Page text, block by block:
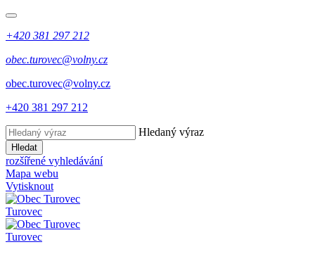
+420 381 297 212
obec.turovec@volny.cz
obec.turovec@volny.cz
+420 381 297 212
Hledaný výraz
Hledat
rozšířené vyhledávání
Mapa webu
Vytisknout
Turovec
Turovec